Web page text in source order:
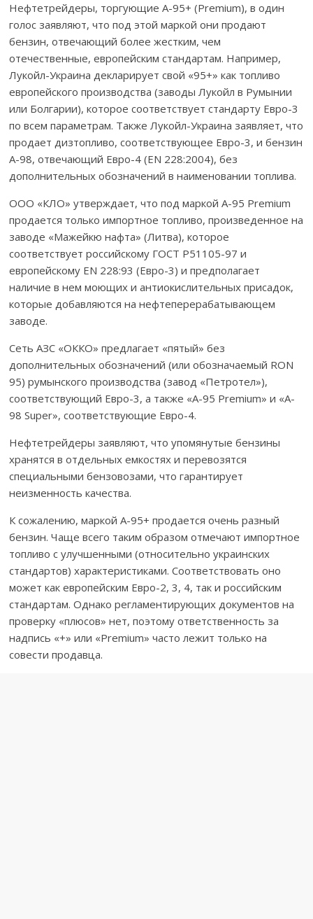
Нефтетрейдеры, торгующие А-95+ (Premium), в один
голос заявляют, что под этой маркой они продают
бензин, отвечающий более жестким, чем
отечественные, европейским стандартам. Например,
Лукойл-Украина декларирует свой «95+» как топливо
европейского производства (заводы Лукойл в Румынии
или Болгарии), которое соответствует стандарту Евро-3
по всем параметрам. Также Лукойл-Украина заявляет, что
продает дизтопливо, соответствующее Евро-3, и бензин
А-98, отвечающий Евро-4 (EN 228:2004), без
дополнительных обозначений в наименовании топлива.
ООО «КЛО» утверждает, что под маркой А-95 Premium
продается только импортное топливо, произведенное на
заводе «Мажейкю нафта» (Литва), которое
соответствует российскому ГОСТ P51105-97 и
европейскому ЕN 228:93 (Евро-3) и предполагает
наличие в нем моющих и антиокислительных присадок,
которые добавляются на нефтеперерабатывающем
заводе.
Сеть АЗС «ОККО» предлагает «пятый» без
дополнительных обозначений (или обозначаемый RON
95) румынского производства (завод «Петротел»),
соответствующий Евро-3, а также «A-95 Premium» и «A-
98 Super», соответствующие Евро-4.
Нефтетрейдеры заявляют, что упомянутые бензины
хранятся в отдельных емкостях и перевозятся
специальными бензовозами, что гарантирует
неизменность качества.
К сожалению, маркой А-95+ продается очень разный
бензин. Чаще всего таким образом отмечают импортное
топливо с улучшенными (относительно украинских
стандартов) характеристиками. Соответствовать оно
может как европейским Евро-2, 3, 4, так и российским
стандартам. Однако регламентирующих документов на
проверку «плюсов» нет, поэтому ответственность за
надпись «+» или «Premium» часто лежит только на
совести продавца.